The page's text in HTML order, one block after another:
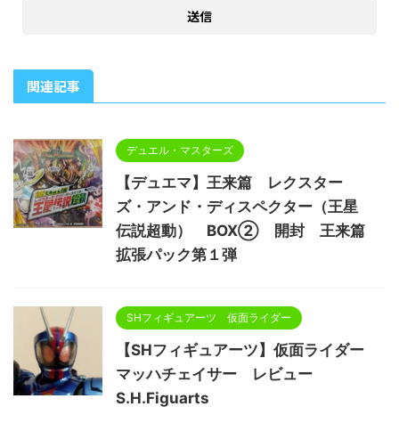
関連記事
デュエル・マスターズ
【デュエマ】王来篇 レクスター
ズ・アンド・ディスペクター（王星
伝説超動） BOX② 開封 王来篇
拡張パック第１弾
SHフィギュアーツ 仮面ライダー
【SHフィギュアーツ】仮面ライダー
マッハチェイサー レビュー
S.H.Figuarts